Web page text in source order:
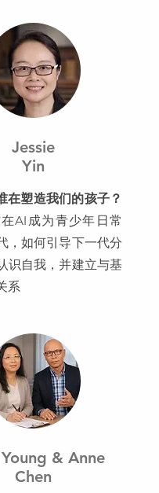
Jessie
Yin
在塑造我们的孩子？
AI成为青少年日常
，如何引导下一代分
识自我，并建立与基
系
& Anne
Chen